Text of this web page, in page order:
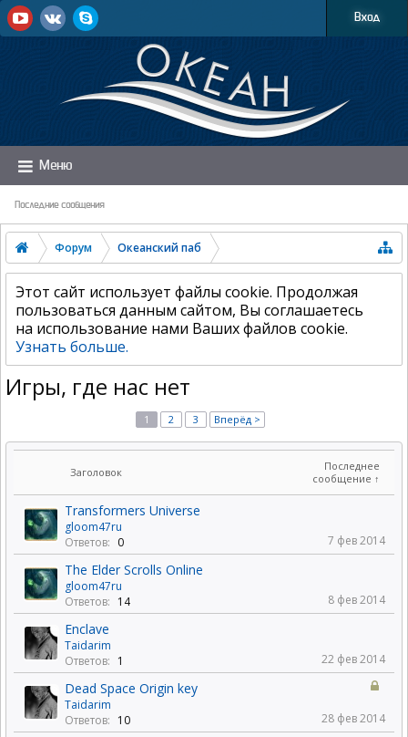
Вход
Меню
Последние сообщения
Форум Океанский паб
Этот сайт использует файлы cookie. Продолжая
пользоваться данным сайтом, Вы соглашаетесь
на использование нами Ваших файлов cookie.
Узнать больше.
Игры, где нас нет
1 2 3 Вперёд >
Заголовок
Последнее
сообщение ↑
Transformers Universe
gloom47ru
Ответов: 0 7 фев 2014
The Elder Scrolls Online
gloom47ru
Ответов: 14 8 фев 2014
Enclave
Taidarim
Ответов: 1 22 фев 2014
Dead Space Origin key
Taidarim
Ответов: 10 28 фев 2014